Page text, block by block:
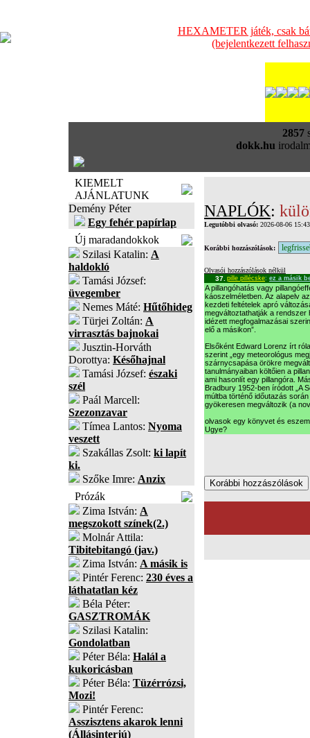
HEXAMETER játék, csak
(bejelentkezett
2857
dokk.hu
KIEMELT
AJÁNLATUNK
Demény Péter
Egy fehér papírlap
Új maradandokkok
Szilasi Katalin: A
haldokló
Tamási József:
üvegember
Nemes Máté: Hűtőhideg
Türjei Zoltán: A
virrasztás bajnokai
Jusztin-Horváth
Dorottya: Későhajnal
Tamási József: északi
szél
Paál Marcell:
Szezonzavar
Tímea Lantos: Nyoma
veszett
Szakállas Zsolt: ki lapít
ki.
Szőke Imre: Anzix
Prózák
Zima István: A
megszokott színek(2.)
Molnár Attila:
Tibitebitangó (jav.)
Zima István: A másik is
Pintér Ferenc: 230 éves a
láthatatlan kéz
Béla Péter:
GASZTROMÁK
Szilasi Katalin:
Gondolatban
Péter Béla: Halál a
kukoricásban
Péter Béla: Tüzérrózsi,
Mozi!
Pintér Ferenc:
Asszisztens akarok lenni
(Állásinterjú)
NAPLÓK:
Legutóbbi olvasó: 2026-08-06
Korábbi hozzászólások:
Olvasói hozzászólások nélkül
37. pille pillécske: ez a másik
A pillangóhatás vagy
káoszelméletben. Az alapelv
kezdeti feltételek apró
megváltoztathatják a rendszer
idézett megfogalmazásai
elő a másikon”.
Elsőként Edward Lorenz írt
szerint „egy meteorológus
szárnycsapása örökre
tanulmányaiban költőien a
ami hasonlít egy pillangóra.
Bradbury 1952-ben íródott „A
múltba történő időutazás
gyökeresen megváltozik (a
olvasok egy könyvet és
Ugye?